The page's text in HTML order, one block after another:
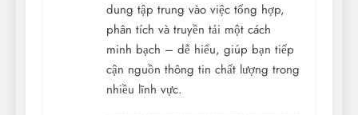
dung tập trung vào việc tổng hợp,
phân tích và truyền tải một cách
minh bạch – dễ hiểu, giúp bạn tiếp
cận nguồn thông tin chất lượng trong
nhiều lĩnh vực.